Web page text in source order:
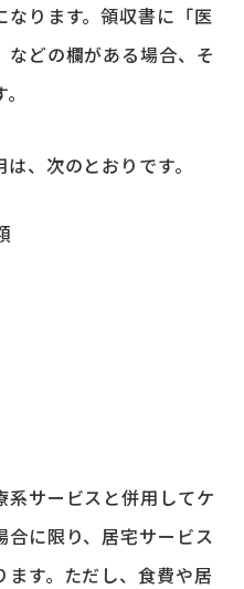
ります。領収書に「医
どの欄がある場合、そ
、次のとおりです。
サービスと併用してケ
に限り、居宅サービス
す。ただし、食費や居